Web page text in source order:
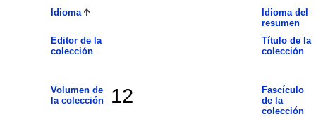
Idioma
Idioma del
resumen
Editor de la
colección
Título de la
colección
Volumen de
la colección
12
Fascículo
de la
colección